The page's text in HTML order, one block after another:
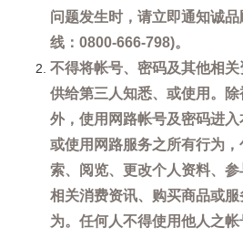
问题发生时，请立即通知诚
线：0800-666-798)。
不得将帐号、密码及其他相
供给第三人知悉、或使用。
外，使用网路帐号及密码进
或使用网路服务之所有行为
索、阅览、更改个人资料、
相关消费资讯、购买商品或
为。任何人不得使用他人之